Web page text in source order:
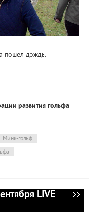
пошел дождь.
развития гольфа
Мини-гольф
LIVE